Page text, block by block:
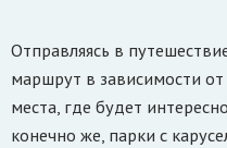
Отправляясь в
маршрут в зависимости
места, где будет
конечно же, парки с